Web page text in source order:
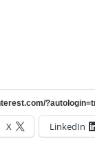
LinkedIn
X